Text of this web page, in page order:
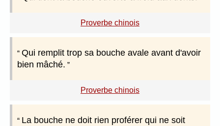
Proverbe chinois
Qui remplit trop sa bouche avale avant d'avoir
bien mâché.
Proverbe chinois
La bouche ne doit rien proférer qui ne soit